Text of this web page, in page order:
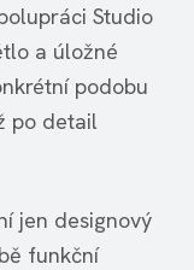
Studio
a úložné
podobu
po detail
jen designový
funkční